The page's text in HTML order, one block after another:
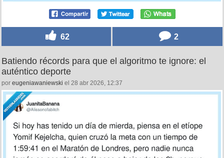
62 2
Batiendo récords para que el algoritmo te ignore: el
auténtico deporte
por eugeniawaniewski el 28 abr 2026, 12:37